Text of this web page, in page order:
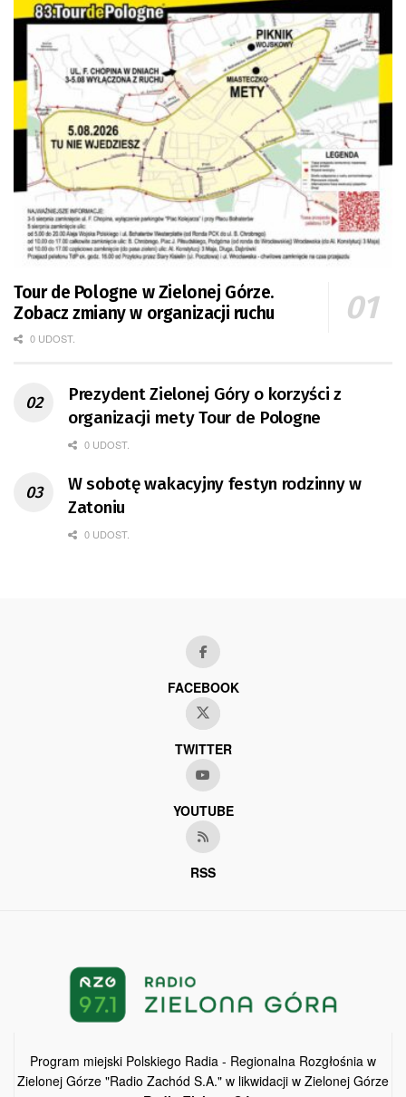
Tour de Pologne w Zielonej Górze.
Zobacz zmiany w organizacji ruchu
0 UDOST.
Prezydent Zielonej Góry o korzyści z
organizacji mety Tour de Pologne
0 UDOST.
W sobotę wakacyjny festyn rodzinny w
Zatoniu
0 UDOST.
FACEBOOK
TWITTER
YOUTUBE
RSS
Program miejski Polskiego Radia - Regionalna Rozgłośnia w
Zielonej Górze "Radio Zachód S.A." w likwidacji w Zielonej Górze